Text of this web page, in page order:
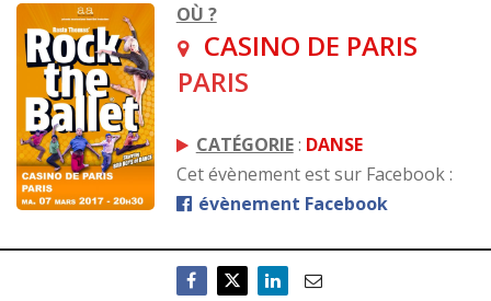
OÙ ?
CASINO DE PARIS
PARIS
CATÉGORIE: DANSE
Cet évènement est sur Facebook :
évènement Facebook